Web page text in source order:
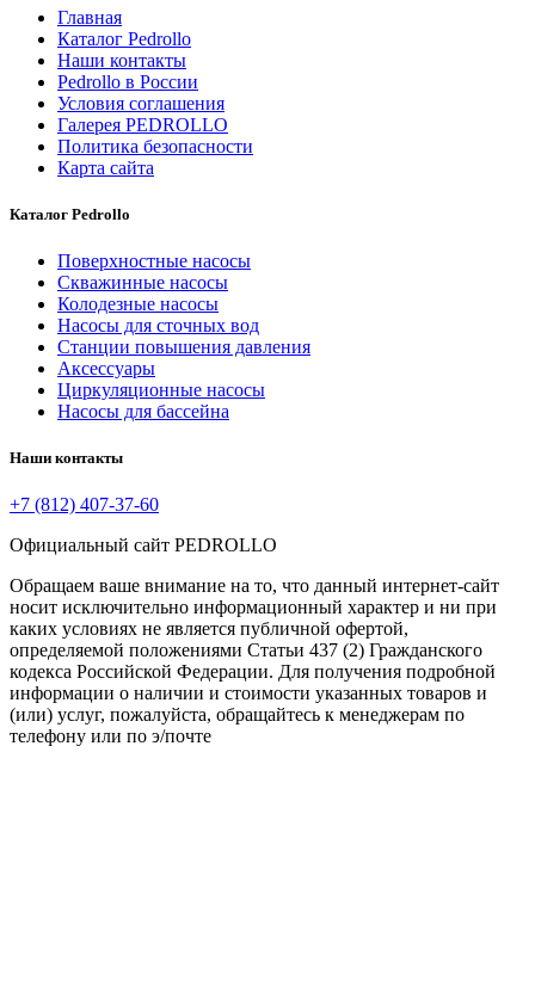
Главная
Каталог Pedrollo
Наши контакты
Pedrollo в России
Условия соглашения
Галерея PEDROLLO
Политика безопасности
Карта сайта
Каталог Pedrollo
Поверхностные насосы
Скважинные насосы
Колодезные насосы
Насосы для сточных вод
Станции повышения давления
Аксессуары
Циркуляционные насосы
Насосы для бассейна
Наши контакты
+7 (812) 407-37-60
Официальный сайт PEDROLLO
Обращаем ваше внимание на то, что данный интернет-сайт
носит исключительно информационный характер и ни при
каких условиях не является публичной офертой,
определяемой положениями Статьи 437 (2) Гражданского
кодекса Российской Федерации. Для получения подробной
информации о наличии и стоимости указанных товаров и
(или) услуг, пожалуйста, обращайтесь к менеджерам по
телефону или по э/почте